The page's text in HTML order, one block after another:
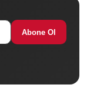
Abone Ol